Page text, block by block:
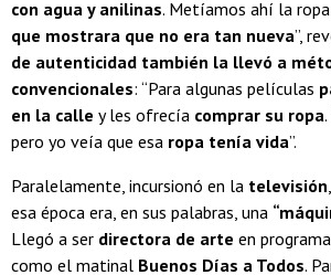
con agua y anilinas. Metíamos ahí la
que mostrara que no era tan nueva”,
de autenticidad también la llevó a
convencionales: “Para algunas películas
en la calle y les ofrecía comprar su ropa
pero yo veía que esa ropa tenía vida”.
Paralelamente, incursionó en la televisión
esa época era, en sus palabras, una
Llegó a ser directora de arte en
como el matinal Buenos Días a Todos.